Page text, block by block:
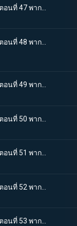
One piece วันพีช ตอนที่ 51 พากย์ไทย ศึกดวลเดือดกระทะเหล็ก! ซันจิ ปะทะ เชฟสาวสวย
One piece วันพีช ตอนที่ 53 พากย์ไทย เปิดฉากตำนาน! มุ่งสู่แกรนด์ไลน์!